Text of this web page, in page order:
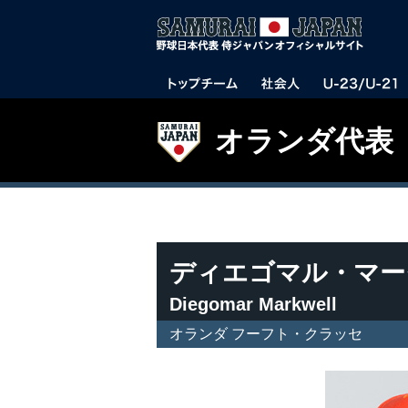
オランダ代表
ディエゴマル・マ
Diegomar Markwell
オランダ フーフト・クラッセ